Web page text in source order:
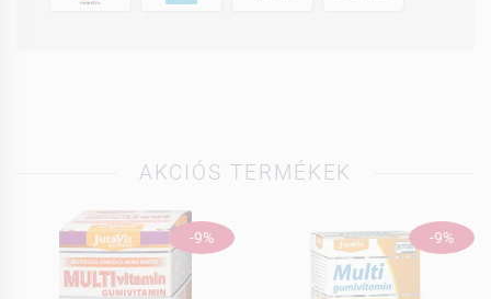
AKCIÓS TERMÉKEK
-9% -9%